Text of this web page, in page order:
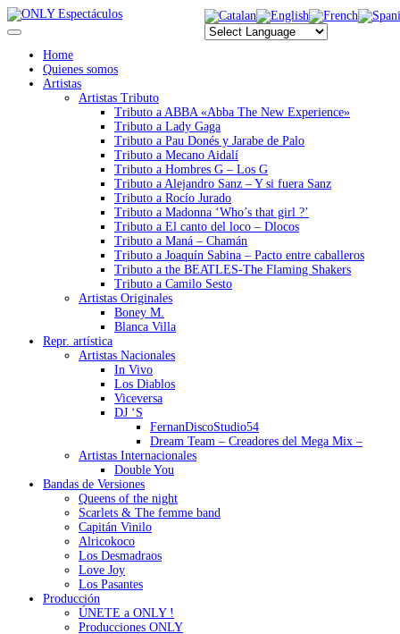
Home
Quienes somos
Artistas
Artistas Tributo
Tributo a ABBA «Abba The New Experience»
Tributo a Lady Gaga
Tributo a Pau Donés y Jarabe de Palo
Tributo a Mecano Aidalí
Tributo a Hombres G – Los G
Tributo a Alejandro Sanz – Y si fuera Sanz
Tributo a Rocío Jurado
Tributo a Madonna ‘Who’s that girl ?’
Tributo a El canto del loco – Dlocos
Tributo a Maná – Chamán
Tributo a Joaquín Sabina – Pacto entre caballeros
Tributo a the BEATLES-The Flaming Shakers
Tributo a Camilo Sesto
Artistas Originales
Boney M.
Blanca Villa
Repr. artística
Artistas Nacionales
In Vivo
Los Diablos
Viceversa
DJ ‘S
FernanDiscoStudio54
Dream Team – Creadores del Mega Mix –
Artistas Internacionales
Double You
Bandas de Versiones
Queens of the night
Scarlets & The femme band
Capitán Vinilo
Alricokoco
Los Desmadraos
Love Joy
Los Pasantes
Producción
ÚNETE a ONLY !
Producciones ONLY